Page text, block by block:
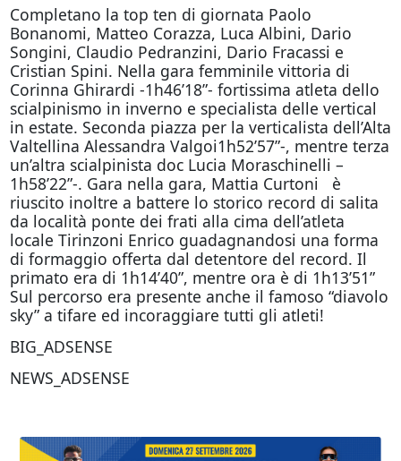
Completano la top ten di giornata Paolo
Bonanomi, Matteo Corazza, Luca Albini, Dario
Songini, Claudio Pedranzini, Dario Fracassi e
Cristian Spini. Nella gara femminile vittoria di
Corinna Ghirardi -1h46’18”- fortissima atleta dello
scialpinismo in inverno e specialista delle vertical
in estate. Seconda piazza per la verticalista dell’Alta
Valtellina Alessandra Valgoi1h52’57”-, mentre terza
un’altra scialpinista doc Lucia Moraschinelli –
1h58’22”-. Gara nella gara, Mattia Curtoni è
riuscito inoltre a battere lo storico record di salita
da località ponte dei frati alla cima dell’atleta
locale Tirinzoni Enrico guadagnandosi una forma
di formaggio offerta dal detentore del record. Il
primato era di 1h14’40”, mentre ora è di 1h13’51”
Sul percorso era presente anche il famoso “diavolo
sky” a tifare ed incoraggiare tutti gli atleti!
BIG_ADSENSE
NEWS_ADSENSE